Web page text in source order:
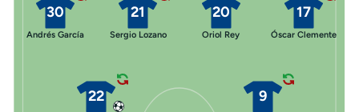
17
Óscar Clemente
20
Oriol Rey
21
Sergio Lozano
30
Andrés García
9
22